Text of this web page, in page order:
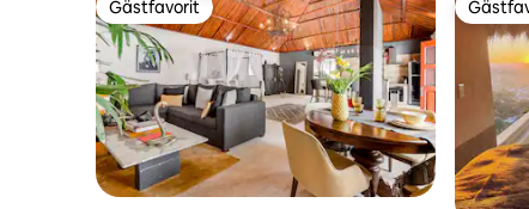
Gästfavorit
Gästfavorit